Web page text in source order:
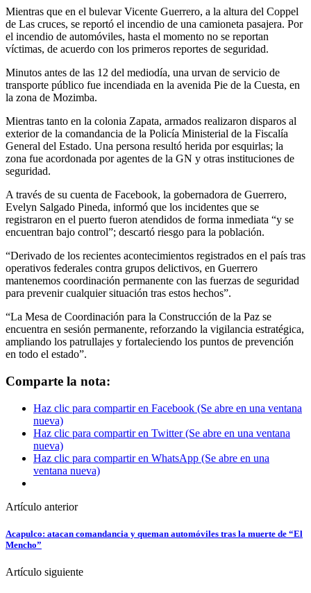
Mientras que en el bulevar Vicente Guerrero, a la altura del Coppel
de Las cruces, se reportó el incendio de una camioneta pasajera. Por
el incendio de automóviles, hasta el momento no se reportan
víctimas, de acuerdo con los primeros reportes de seguridad.
Minutos antes de las 12 del mediodía, una urvan de servicio de
transporte público fue incendiada en la avenida Pie de la Cuesta, en
la zona de Mozimba.
Mientras tanto en la colonia Zapata, armados realizaron disparos al
exterior de la comandancia de la Policía Ministerial de la Fiscalía
General del Estado. Una persona resultó herida por esquirlas; la
zona fue acordonada por agentes de la GN y otras instituciones de
seguridad.
A través de su cuenta de Facebook, la gobernadora de Guerrero,
Evelyn Salgado Pineda, informó que los incidentes que se
registraron en el puerto fueron atendidos de forma inmediata “y se
encuentran bajo control”; descartó riesgo para la población.
“Derivado de los recientes acontecimientos registrados en el país tras
operativos federales contra grupos delictivos, en Guerrero
mantenemos coordinación permanente con las fuerzas de seguridad
para prevenir cualquier situación tras estos hechos”.
“La Mesa de Coordinación para la Construcción de la Paz se
encuentra en sesión permanente, reforzando la vigilancia estratégica,
ampliando los patrullajes y fortaleciendo los puntos de prevención
en todo el estado”.
Comparte la nota:
Haz clic para compartir en Facebook (Se abre en una ventana
nueva)
Haz clic para compartir en Twitter (Se abre en una ventana
nueva)
Haz clic para compartir en WhatsApp (Se abre en una
ventana nueva)
Artículo anterior
Acapulco: atacan comandancia y queman automóviles tras la muerte de “El
Mencho”
Artículo siguiente